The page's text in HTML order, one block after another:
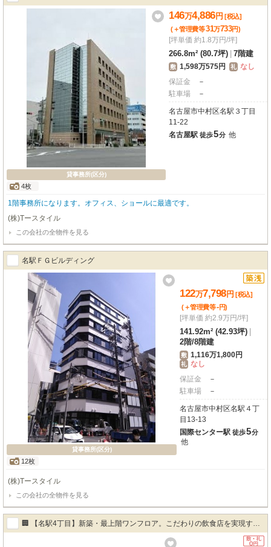
貸事務所(区分)
4枚
146万4,886円 [税込]
(＋管理費等31万733円)
[坪単価 約1.8万円/坪]
266.8m² (80.7坪) 7階建
敷 1,598万575円 礼 なし
保証金
－
駐車場
－
名古屋市中村区名駅３丁目
11-22
名古屋駅 徒歩5分 他
1階事務所になります。オフィス、ショールに最適です。
(株)Tースタイル
この会社の全物件を見る
名駅ＦＧビルディング
貸事務所(区分)
12枚
122万7,798円 [税込]
(＋管理費等-円)
[坪単価 約2.9万円/坪]
141.92m² (42.93坪)
2階/8階建
敷 1,116万1,800円
礼 なし
保証金
－
駐車場
－
名古屋市中村区名駅４丁
目13-13
国際センター駅 徒歩5分
他
(株)Tースタイル
この会社の全物件を見る
🏢 【名駅4丁目】新築・最上階ワンフロア。こだわりの飲食店を実現する